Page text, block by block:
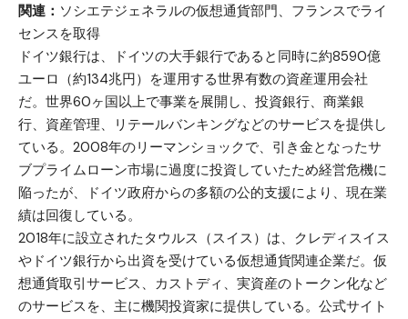
関連： ソシエテジェネラルの仮想通貨部門、フランスでライ
センスを取得
ドイツ銀行は、ドイツの大手銀行であると同時に約8590億
ユーロ（約134兆円）を運用する世界有数の資産運用会社
だ。世界60ヶ国以上で事業を展開し、投資銀行、商業銀
行、資産管理、リテールバンキングなどのサービスを提供し
ている。2008年のリーマンショックで、引き金となったサ
ブプライムローン市場に過度に投資していたため経営危機に
陥ったが、ドイツ政府からの多額の公的支援により、現在業
績は回復している。
2018年に設立されたタウルス（スイス）は、クレディスイス
やドイツ銀行から出資を受けている仮想通貨関連企業だ。仮
想通貨取引サービス、カストディ、実資産のトークン化など
のサービスを、主に機関投資家に提供している。公式サイト